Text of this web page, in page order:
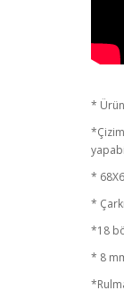
* Ürün
*
*
*18
* 8